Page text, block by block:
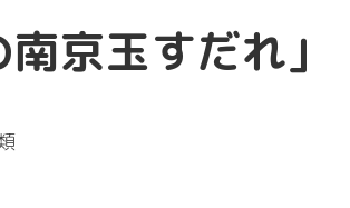
京玉すだれ｣